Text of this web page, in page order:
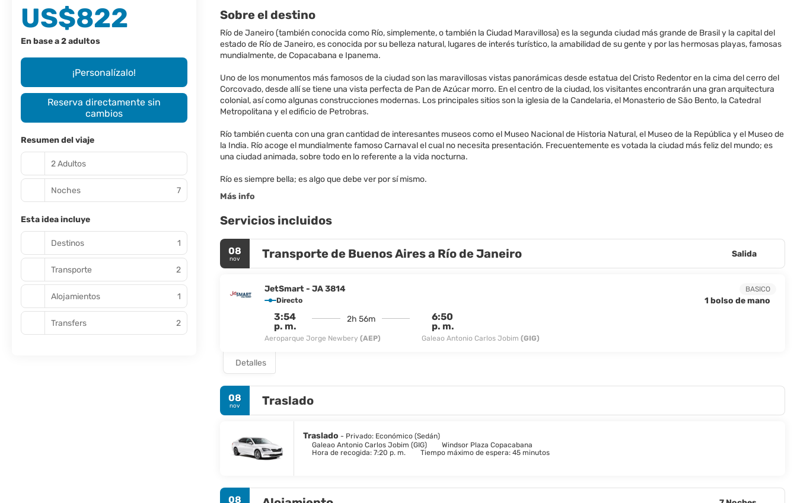
Sobre el destino
Río de Janeiro (también conocida como Río, simplemente, o también la Ciudad Maravillosa) es la segunda ciudad más grande de Brasil y la capital del
estado de Río de Janeiro, es conocida por su belleza natural, lugares de interés turístico, la amabilidad de su gente y por las hermosas playas, famosas
mundialmente, de Copacabana e Ipanema.
Uno de los monumentos más famosos de la ciudad son las maravillosas vistas panorámicas desde estatua del Cristo Redentor en la cima del cerro del
Corcovado, desde allí se tiene una vista perfecta de Pan de Azúcar morro. En el centro de la ciudad, los visitantes encontrarán una gran arquitectura
colonial, así como algunas construcciones modernas. Los principales sitios son la iglesia de la Candelaria, el Monasterio de São Bento, la Catedral
Metropolitana y el edificio de Petrobras.
Río también cuenta con una gran cantidad de interesantes museos como el Museo Nacional de Historia Natural, el Museo de la República y el Museo de
la India. Río acoge el mundialmente famoso Carnaval el cual no necesita presentación. Frecuentemente es votada la ciudad más feliz del mundo; es
una ciudad animada, sobre todo en lo referente a la vida nocturna.
Río es siempre bella; es algo que debe ver por sí mismo.
Más info
Servicios incluidos
08
nov Transporte de Buenos Aires a Río de Janeiro Salida
JetSmart - JA 3814
Directo
3:54
p. m.
Aeroparque Jorge Newbery (AEP)
2h 56m
6:50
p. m.
Galeao Antonio Carlos Jobim (GIG)
BASICO
1 bolso de mano
Detalles
08
nov Traslado
Traslado - Privado: Económico (Sedán)
Galeao Antonio Carlos Jobim (GIG)
Windsor Plaza Copacabana
Hora de recogida: 7:20 p. m.
Tiempo máximo de espera: 45 minutos
08
US$822
En base a 2 adultos
¡Personalízalo!
Reserva directamente sin
cambios
Resumen del viaje
2 Adultos
Noches 7
Esta idea incluye
Destinos 1
Transporte 2
Alojamientos 1
Transfers 2